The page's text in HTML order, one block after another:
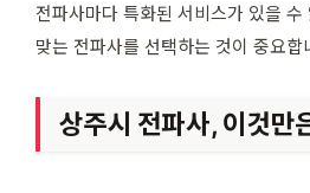
전파사마다 특화된 서비스가 있을 수
맞는 전파사를 선택하는 것이 중요합
상주시 전파사, 이것만